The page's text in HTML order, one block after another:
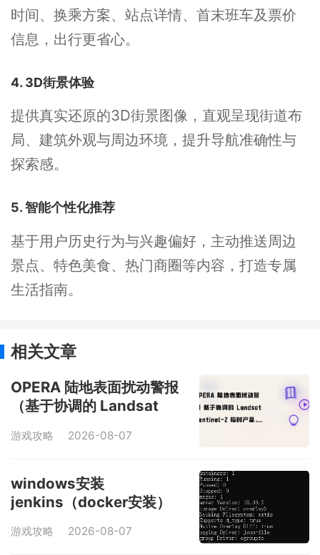
时间、换乘方案、站点详情、首末班车及票价
信息，出行更省心。
4. 3D街景体验
提供真实还原的3D街景图像，直观呈现街道布
局、建筑外观与周边环境，提升导航准确性与
探索感。
5. 智能个性化推荐
基于用户历史行为与兴趣偏好，主动推送周边
景点、特色美食、热门商圈等内容，打造专属
生活指南。
相关文章
OPERA 陆地表面扰动警报
（基于协调的 Landsat
0）
游戏攻略 2026-08-07
windows安装
jenkins（docker安装）
游戏攻略 2026-08-07